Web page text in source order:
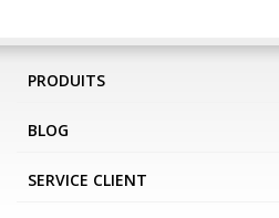
PRODUITS
BLOG
SERVICE CLIENT